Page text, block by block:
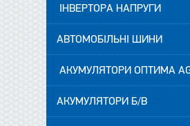
ІНВЕРТОРА НАПРУГИ
АВТОМОБІЛЬНІ ШИНИ
АКУМУЛЯТОРИ ОПТИМА
АКУМУЛЯТОРИ Б/В